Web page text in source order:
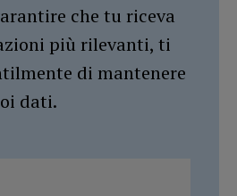
che tu riceva
più rilevanti, ti
di mantenere
dati.